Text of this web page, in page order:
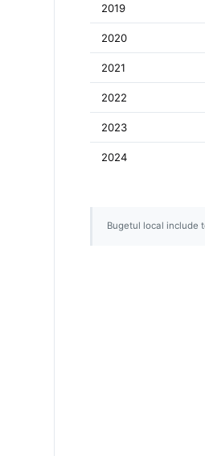
2019
2020
2021
2022
2023
2024
Bugetul local include